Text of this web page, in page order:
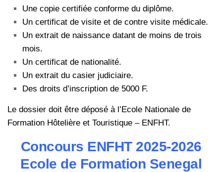
Une copie certifiée conforme du diplôme.
Un certificat de visite et de contre visite médicale.
Un extrait de naissance datant de moins de trois
mois.
Un certificat de nationalité.
Un extrait du casier judiciaire.
Des droits d’inscription de 5000 F.
Le dossier doit être déposé à l’Ecole Nationale de
Formation Hôtelière et Touristique – ENFHT.
Concours ENFHT 2025-2026
Ecole de Formation Senegal